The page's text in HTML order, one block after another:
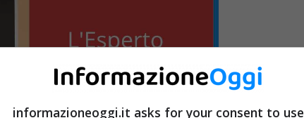
informazioneoggi.it asks for your consent to use